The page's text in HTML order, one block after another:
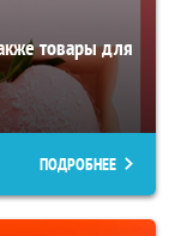
товары для
ПОДРОБНЕЕ